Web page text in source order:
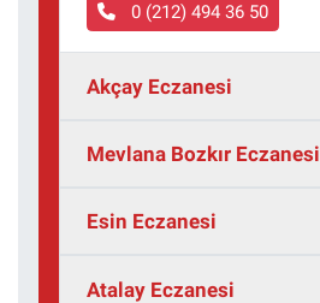
0 (212) 494 36 50
Akçay Eczanesi
Mevlana Bozkır Eczanesi
Esin Eczanesi
Atalay Eczanesi